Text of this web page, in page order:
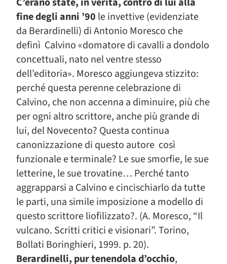
fine degli anni ’90 le invettive (evidenziate
da Berardinelli) di Antonio Moresco che
definì Calvino «domatore di cavalli a dondolo
concettuali, nato nel ventre stesso
dell’editoria». Moresco aggiungeva stizzito:
perché questa perenne celebrazione di
Calvino, che non accenna a diminuire, più che
per ogni altro scrittore, anche più grande di
lui, del Novecento? Questa continua
canonizzazione di questo autore così
funzionale e terminale? Le sue smorfie, le sue
letterine, le sue trovatine… Perché tanto
aggrapparsi a Calvino e cincischiarlo da tutte
le parti, una simile imposizione a modello di
questo scrittore liofilizzato?. (A. Moresco, “Il
vulcano. Scritti critici e visionari”. Torino,
Bollati Boringhieri, 1999. p. 20).
Berardinelli, pur tenendola d’occhio,